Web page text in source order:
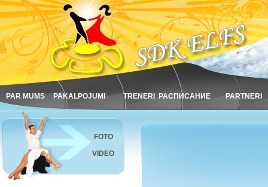
PAR MUMS PAKALPOJUMI TRENERI РАСПИСАНИЕ PARTNERI
FOTO
VIDEO